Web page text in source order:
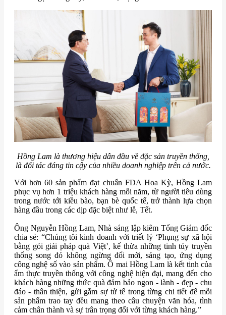
Hồng Lam là thương hiệu dẫn đầu về đặc sản truyền thống,
là đối tác đáng tin cậy của nhiều doanh nghiệp trên cả nước.
Với hơn 60 sản phẩm đạt chuẩn FDA Hoa Kỳ, Hồng Lam
phục vụ hơn 1 triệu khách hàng mỗi năm, từ người tiêu dùng
trong nước tới kiều bào, bạn bè quốc tế, trở thành lựa chọn
hàng đầu trong các dịp đặc biệt như lễ, Tết.
Ông Nguyễn Hồng Lam, Nhà sáng lập kiêm Tổng Giám đốc
chia sẻ: “Chúng tôi kinh doanh với triết lý ‘Phụng sự xã hội
bằng gói giải pháp quà Việt’, kế thừa những tinh túy truyền
thống song đó không ngừng đổi mới, sáng tạo, ứng dụng
công nghệ số vào sản phẩm. Ô mai Hồng Lam là kết tinh của
ẩm thực truyền thống với công nghệ hiện đại, mang đến cho
khách hàng những thức quà đảm bảo ngon - lành - đẹp - chu
đáo - thân thiện, gửi gắm sự tử tế trong từng chi tiết để mỗi
sản phẩm trao tay đều mang theo câu chuyện văn hóa, tình
cảm chân thành và sự trân trọng đối với từng khách hàng.”